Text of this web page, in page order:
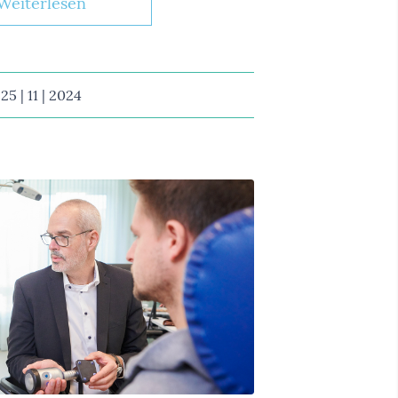
25 | 11 | 2024